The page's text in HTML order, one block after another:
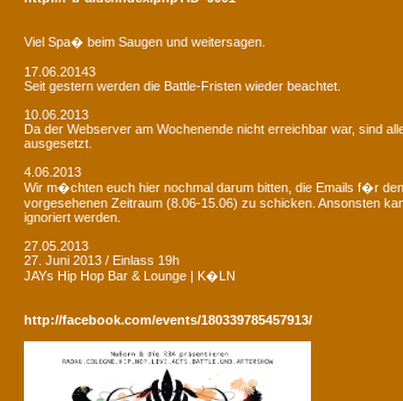
Viel Spa� beim Saugen und weitersagen.
17.06.20143
Seit gestern werden die Battle-Fristen wieder beachtet.
10.06.2013
Da der Webserver am Wochenende nicht erreichbar war, sind
ausgesetzt.
4.06.2013
Wir m�chten euch hier nochmal darum bitten, die Emails f�r
vorgesehenen Zeitraum (8.06-15.06) zu schicken. Ansonsten
ignoriert werden.
27.05.2013
27. Juni 2013 / Einlass 19h
JAYs Hip Hop Bar & Lounge | K�LN
http://facebook.com/events/180339785457913/